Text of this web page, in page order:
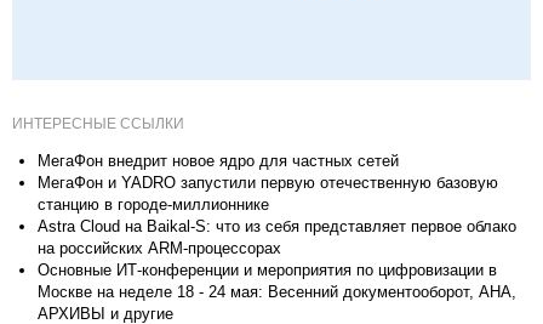
ИНТЕРЕСНЫЕ ССЫЛКИ
МегаФон внедрит новое ядро для частных сетей
МегаФон и YADRO запустили первую отечественную базовую
станцию в городе-миллионнике
Astra Cloud на Baikal-S: что из себя представляет первое облако
на российских ARM-процессорах
Основные ИТ-конференции и мероприятия по цифровизации в
Москве на неделе 18 - 24 мая: Весенний документооборот, АНА,
АРХИВЫ и другие